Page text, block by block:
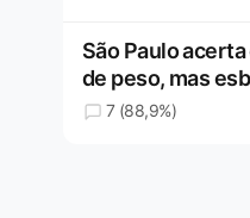
São Paulo
de peso, mas
7 (88,9%)